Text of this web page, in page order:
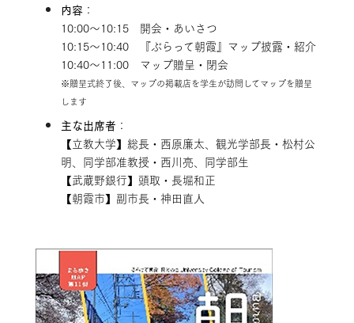
内容 ：
10:00～10:15 開会・あいさつ
10:15～10:40 『ぶらって朝霞』マップ披露・紹介
10:40～11:00 マップ贈呈・閉会
※贈呈式終了後、マップの掲載店を学生が訪問してマップを贈呈
します
主な出席者 ：
【立教大学】総長・西原廉太、観光学部長・松村公
明、同学部准教授・西川亮、同学部生
【武蔵野銀行】頭取・長堀和正
【朝霞市】副市長・神田直人